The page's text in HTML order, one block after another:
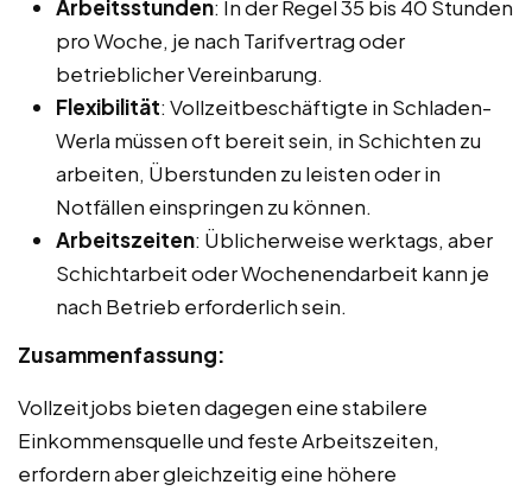
Arbeitsstunden: In der Regel 35 bis 40 Stunden
pro Woche, je nach Tarifvertrag oder
betrieblicher Vereinbarung.
Flexibilität: Vollzeitbeschäftigte in Schladen-
Werla müssen oft bereit sein, in Schichten zu
arbeiten, Überstunden zu leisten oder in
Notfällen einspringen zu können.
Arbeitszeiten: Üblicherweise werktags, aber
Schichtarbeit oder Wochenendarbeit kann je
nach Betrieb erforderlich sein.
Zusammenfassung:
Vollzeitjobs bieten dagegen eine stabilere
Einkommensquelle und feste Arbeitszeiten,
erfordern aber gleichzeitig eine höhere